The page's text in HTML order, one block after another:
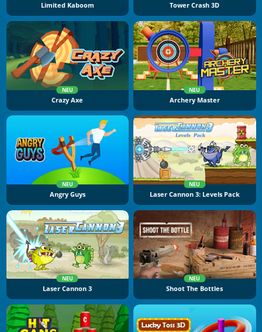
Limited Kaboom Tower Crash 3D
NEU
Crazy Axe
NEU
Archery Master
NEU
Angry Guys
NEU
Laser Cannon 3: Levels Pack
NEU
Laser Cannon 3
NEU
Shoot The Bottles